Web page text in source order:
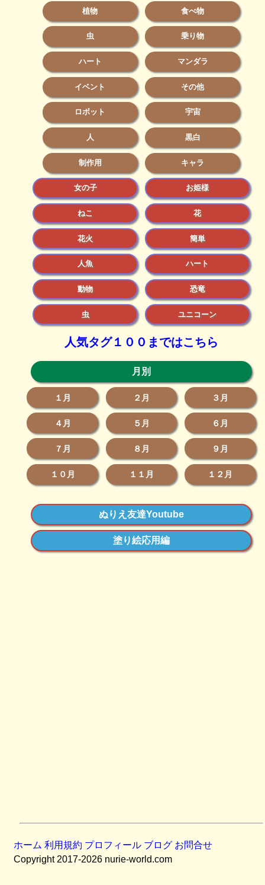
植物 食べ物
虫 乗り物
ハート マンダラ
イベント その他
ロボット 宇宙
人 黒白
制作用 キャラ
女の子 お姫様
ねこ 花
花火 簡単
人魚 ハート
動物 恐竜
虫 ユニコーン
人気タグ１００まではこちら
月別
１月 ２月 ３月
４月 ５月 ６月
７月 ８月 ９月
１０月 １１月 １２月
ぬりえ友達Youtube
塗り絵応用編
ホーム 利用規約 プロフィール ブログ お問合せ
Copyright 2017-2026 nurie-world.com